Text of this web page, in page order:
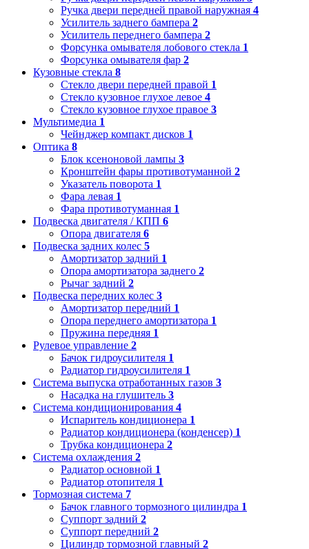
Ручка двери передней правой наружная 4
Усилитель заднего бампера 2
Усилитель переднего бампера 2
Форсунка омывателя лобового стекла 1
Форсунка омывателя фар 2
Кузовные стекла 8
Стекло двери передней правой 1
Стекло кузовное глухое левое 4
Стекло кузовное глухое правое 3
Мультимедиа 1
Чейнджер компакт дисков 1
Оптика 8
Блок ксеноновой лампы 3
Кронштейн фары противотуманной 2
Указатель поворота 1
Фара левая 1
Фара противотуманная 1
Подвеска двигателя / КПП 6
Опора двигателя 6
Подвеска задних колес 5
Амортизатор задний 1
Опора амортизатора заднего 2
Рычаг задний 2
Подвеска передних колес 3
Амортизатор передний 1
Опора переднего амортизатора 1
Пружина передняя 1
Рулевое управление 2
Бачок гидроусилителя 1
Радиатор гидроусилителя 1
Система выпуска отработанных газов 3
Насадка на глушитель 3
Система кондиционирования 4
Испаритель кондиционера 1
Радиатор кондиционера (конденсер) 1
Трубка кондиционера 2
Система охлаждения 2
Радиатор основной 1
Радиатор отопителя 1
Тормозная система 7
Бачок главного тормозного цилиндра 1
Суппорт задний 2
Суппорт передний 2
Цилиндр тормозной главный 2